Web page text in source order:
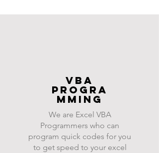
VBA
progra
mming
We are Excel VBA
Programmers who can
program quick codes for you
to get speed to your excel